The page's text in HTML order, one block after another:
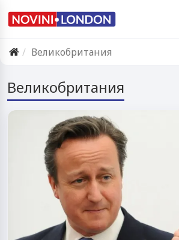
Великобритания
Великобритания